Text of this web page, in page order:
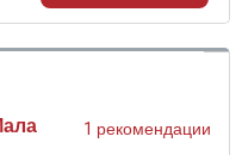
1 рекомендации